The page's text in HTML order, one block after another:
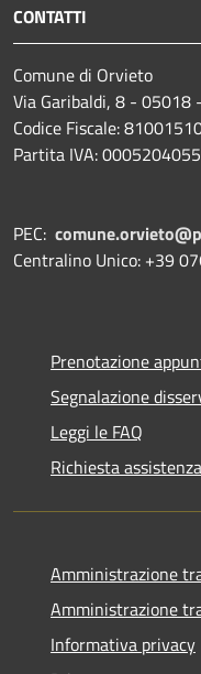
CONTATTI
Comune di Orvieto
Via Garibaldi, 8 - 05018
Codice Fiscale:
Partita IVA:
PEC:
Centralino Unico: +39
Prenotazione
Segnalazione
Leggi le FAQ
Richiesta assistenza
Amministrazione
Amministrazione
Informativa privacy